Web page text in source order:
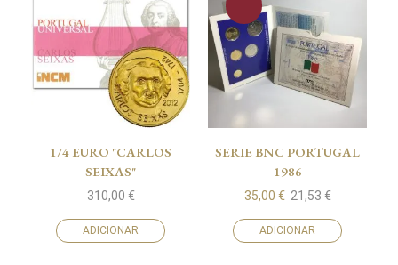
1/4 EURO "CARLOS
SEIXAS"
310,00 €
ADICIONAR
SERIE BNC PORTUGAL
1986
35,00€ 21,53 €
ADICIONAR